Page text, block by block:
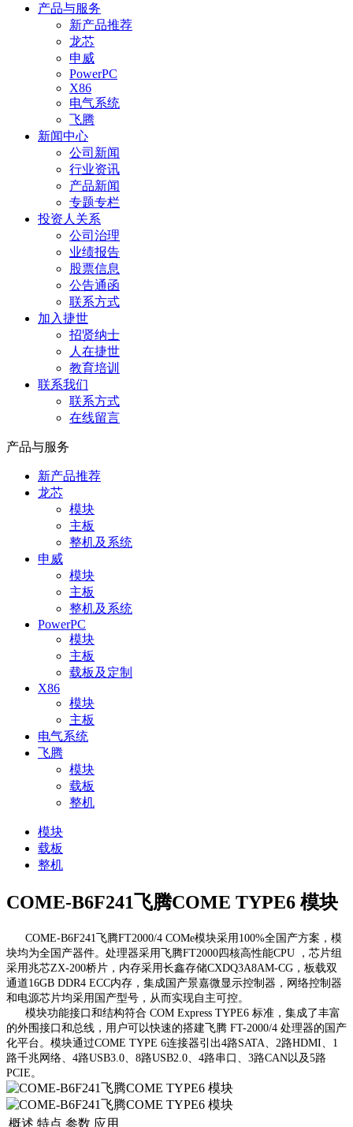
产品与服务
新产品推荐
龙芯
申威
PowerPC
X86
电气系统
飞腾
新闻中心
公司新闻
行业资讯
产品新闻
专题专栏
投资人关系
公司治理
业绩报告
股票信息
公告通函
联系方式
加入捷世
招贤纳士
人在捷世
教育培训
联系我们
联系方式
在线留言
产品与服务
新产品推荐
龙芯
模块
主板
整机及系统
申威
模块
主板
整机及系统
PowerPC
模块
主板
载板及定制
X86
模块
主板
电气系统
飞腾
模块
载板
整机
模块
载板
整机
COME-B6F241飞腾COME TYPE6 模块
COME-B6F241飞腾FT2000/4 COMe模块采用100%全国产方案，模
块均为全国产器件。处理器采用飞腾FT2000四核高性能CPU ，芯片组
采用兆芯ZX-200桥片，内存采用长鑫存储CXDQ3A8AM-CG，板载双
通道16GB DDR4 ECC内存，集成国产景嘉微显示控制器，网络控制器
和电源芯片均采用国产型号，从而实现自主可控。
模块功能接口和结构符合 COM Express TYPE6 标准，集成了丰富
的外围接口和总线，用户可以快速的搭建飞腾 FT-2000/4 处理器的国产
化平台。模块通过COME TYPE 6连接器引出4路SATA、2路HDMI、1
路千兆网络、4路USB3.0、8路USB2.0、4路串口、3路CAN以及5路
PCIE。
概述 特点 参数 应用